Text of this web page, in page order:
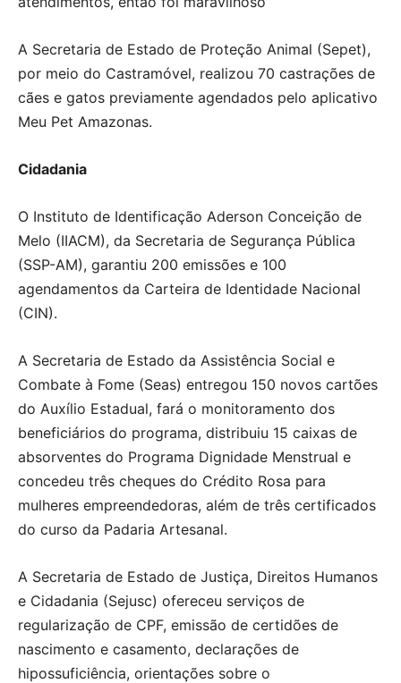
A Secretaria de Estado de Proteção Animal (Sepet),
por meio do Castramóvel, realizou 70 castrações de
cães e gatos previamente agendados pelo aplicativo
Meu Pet Amazonas.
Cidadania
O Instituto de Identificação Aderson Conceição de
Melo (IIACM), da Secretaria de Segurança Pública
(SSP-AM), garantiu 200 emissões e 100
agendamentos da Carteira de Identidade Nacional
(CIN).
A Secretaria de Estado da Assistência Social e
Combate à Fome (Seas) entregou 150 novos cartões
do Auxílio Estadual, fará o monitoramento dos
beneficiários do programa, distribuiu 15 caixas de
absorventes do Programa Dignidade Menstrual e
concedeu três cheques do Crédito Rosa para
mulheres empreendedoras, além de três certificados
do curso da Padaria Artesanal.
A Secretaria de Estado de Justiça, Direitos Humanos
e Cidadania (Sejusc) ofereceu serviços de
regularização de CPF, emissão de certidões de
nascimento e casamento, declarações de
hipossuficiência, orientações sobre o